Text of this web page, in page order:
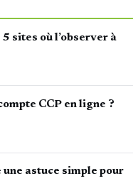
sites où l’observer à
CCP en ligne ?
astuce simple pour